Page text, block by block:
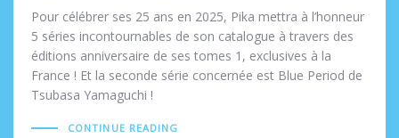
Pour célébrer ses 25 ans en 2025, Pika mettra à l’honneur
5 séries incontournables de son catalogue à travers des
éditions anniversaire de ses tomes 1, exclusives à la
France ! Et la seconde série concernée est Blue Period de
Tsubasa Yamaguchi !
CONTINUE READING